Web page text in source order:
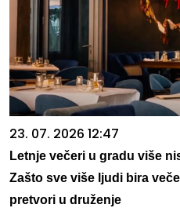
23. 07. 2026 12:47
Letnje večeri u gradu više
Zašto sve više ljudi bira
pretvori u druženje